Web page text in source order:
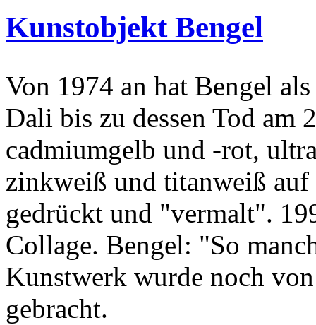
Kunstobjekt Bengel
Von 1974 an hat Bengel
Dali bis zu dessen Tod am
cadmiumgelb und -rot,
zinkweiß und titanweiß
gedrückt und "vermalt".
Collage. Bengel: "So
Kunstwerk wurde noch
gebracht.